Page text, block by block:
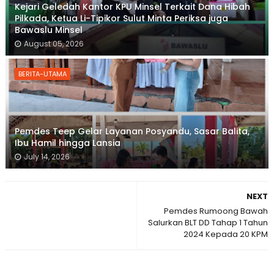
Kejari Geledah Kantor KPU Minsel Terkait Dana Hibah
Pilkada, Ketua Li-Tipikor Sulut Minta Periksa juga
Bawaslu Minsel
August 05, 2026
BERITA-UTAMA
Pemdes Teep Gelar Layanan Posyandu, Sasar Balita,
Ibu Hamil hingga Lansia
July 14, 2026
NEXT
Pemdes Rumoong Bawah
Salurkan BLT DD Tahap 1 Tahun
2024 Kepada 20 KPM